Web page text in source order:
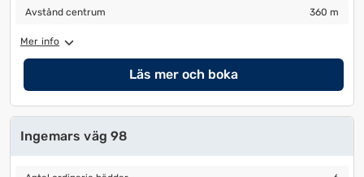
Avstånd centrum
Avstånd centrum 360 m
Mer info
Läs mer och boka
Ingemars väg 98